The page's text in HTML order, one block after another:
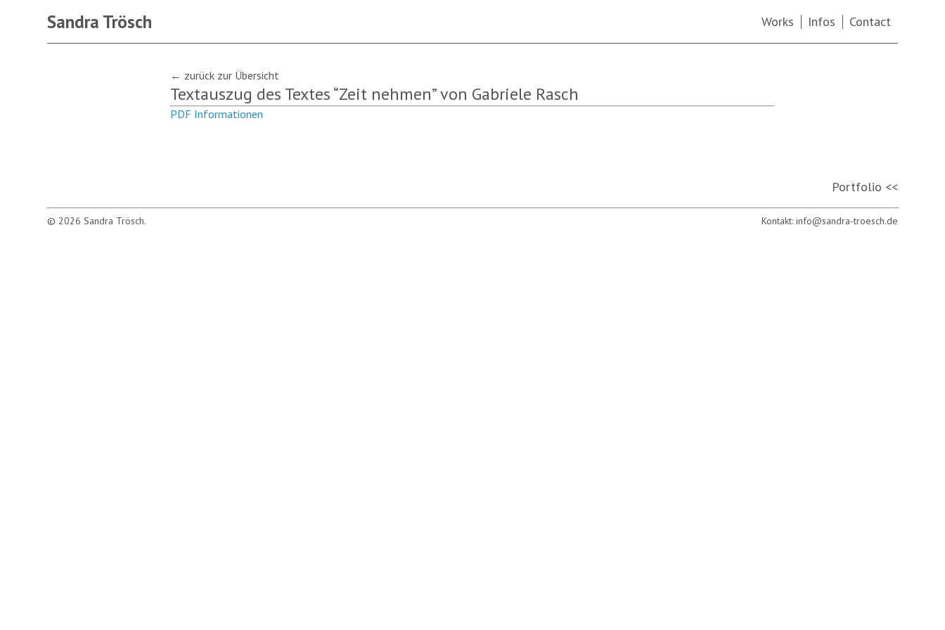
Sandra Trösch Works Infos Contact
← zurück zur Übersicht
Textauszug des Textes “Zeit nehmen” von Gabriele Rasch
PDF Informationen
Portfolio <<
© 2026 Sandra Trösch. Kontakt: info@sandra-troesch.de